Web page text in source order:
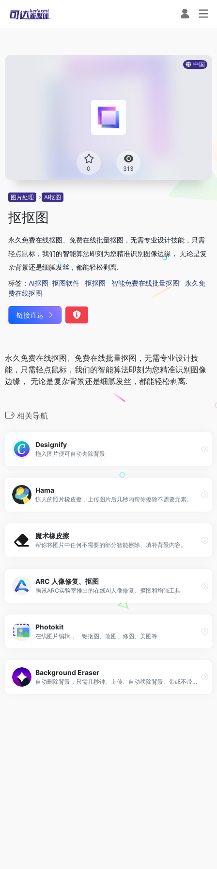
中国
0 313
图片处理 AI抠图
抠抠图
永久免费在线抠图、免费在线批量抠图，无需专业设计技能，只需
轻点鼠标，我们的智能算法即刻为您精准识别图像边缘， 无论是复
杂背景还是细腻发丝，都能轻松剥离.
标签： AI抠图 抠图软件 抠抠图 智能免费在线批量抠图
永久免
费在线抠图
链接直达
永久免费在线抠图、免费在线批量抠图，无需专业设计技
能，只需轻点鼠标，我们的智能算法即刻为您精准识别图像
边缘， 无论是复杂背景还是细腻发丝，都能轻松剥离.
相关导航
Designify
拖入图片便可自动去除背景
Hama
惊人的照片橡皮擦，上传图片后几秒内帮你擦除不需要元素。
魔术橡皮擦
帮你将图片中任何不需要的部分智能擦除、填补背景内容。
ARC 人像修复、抠图
腾讯ARC实验室推出的在线AI人像修复、抠图和增强工具
Photokit
在线图片编辑，一键抠图、改图、修图、美图等
Background Eraser
自动删除背景，只需几秒钟。上传、自动移除背景、带或不带彩色背景下载，免费使用。不需要注册!